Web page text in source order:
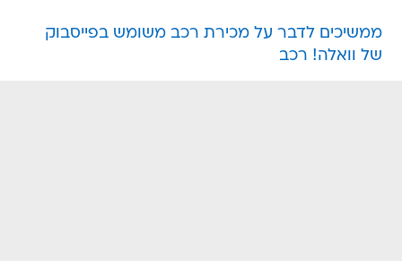
ממשיכים לדבר על מכירת רכב משומש בפייסבוק
של וואלה! רכב